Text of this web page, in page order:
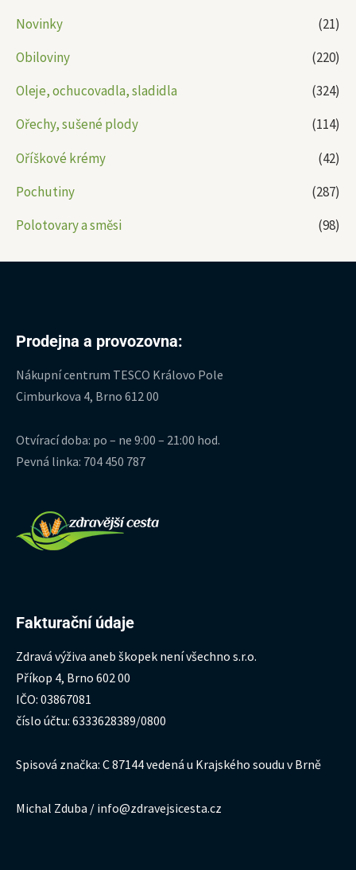
Novinky
(21)
Obiloviny
(220)
Oleje, ochucovadla, sladidla
(324)
Ořechy, sušené plody
(114)
Oříškové krémy
(42)
Pochutiny
(287)
Polotovary a směsi
(98)
Prodejna a provozovna:
Nákupní centrum TESCO Královo Pole
Cimburkova 4, Brno 612 00
Otvírací doba: po – ne 9:00 – 21:00 hod.
Pevná linka: 704 450 787
Fakturační údaje
Zdravá výživa aneb škopek není všechno s.r.o.
Příkop 4, Brno 602 00
IČO: 03867081
číslo účtu: 6333628389/0800
Spisová značka: C 87144 vedená u Krajského soudu v Brně
Michal Zduba / info@zdravejsicesta.cz